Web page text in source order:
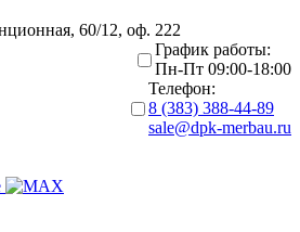
60/12, оф. 222
График работы:
Пн-Пт 09:00-18:00
Телефон:
8 (383) 388-44-89
sale@dpk-merbau.ru